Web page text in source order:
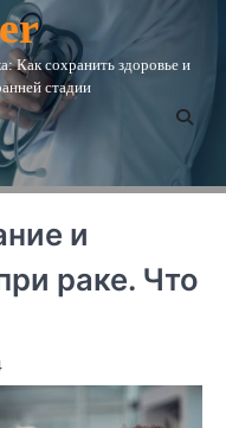
Как сохранить здоровье и
стадии
и
раке. Что